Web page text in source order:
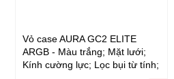
Vỏ case AURA GC2 ELITE
ARGB - Màu trắng; Mặt lưới;
Kính cường lực; Lọc bụi từ tính;